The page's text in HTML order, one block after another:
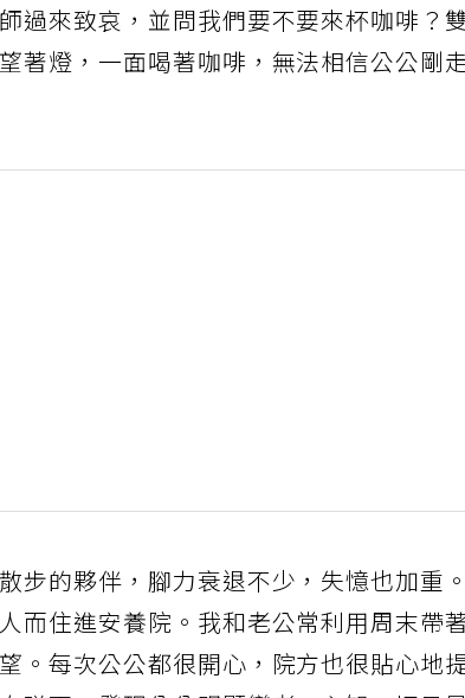
過來致哀，並問我們要不要來杯咖啡？
著燈，一面喝著咖啡，無法相信公公剛
步的夥伴，腳力衰退不少，失憶也加重。
而住進安養院。我和老公常利用周末帶
。每次公公都很開心，院方也很貼心地